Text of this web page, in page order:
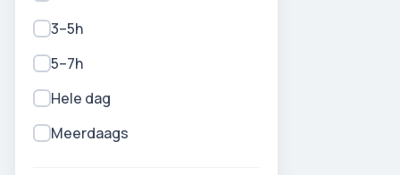
3–5h
5–7h
Hele dag
Meerdaags